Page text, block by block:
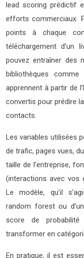
lead scoring prédictif
efforts commerciaux.
points à chaque
téléchargement d’un
pouvez entraîner des
bibliothèques
apprennent à partir de
convertis pour prédire
contacts.
Les variables utilisées
de trafic, pages vues,
taille de l’entreprise,
(interactions avec vos
Le modèle, qu’il
random forest ou
score de
transformer en
En pratique, il est